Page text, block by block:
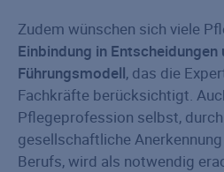
Zudem wünschen sich viele
Einbindung in
Führungsmodell, das die
Fachkräfte berücksichtigt.
Pflegeprofession selbst,
gesellschaftliche
Berufs, wird als notwendig